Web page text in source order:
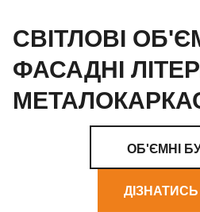
СВІТЛОВІ
ФАСАДНІ
ОБ'ЄМНІ
ДІЗНАТИСЬ